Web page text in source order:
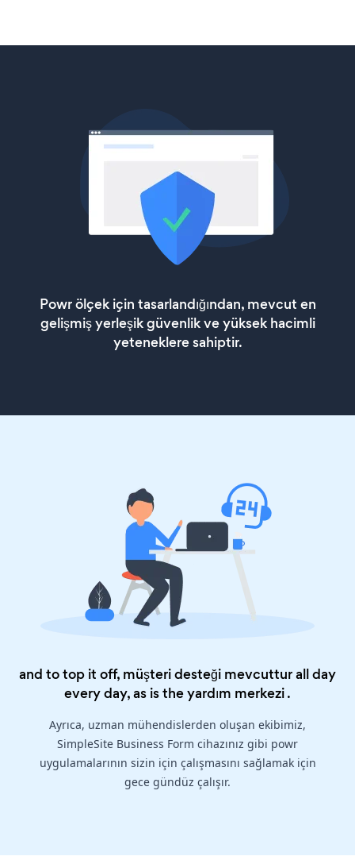
Powr ölçek için tasarlandığından, mevcut en
gelişmiş yerleşik güvenlik ve yüksek hacimli
yeteneklere sahiptir.
and to top it off, müşteri desteği mevcuttur all day
every day, as is theyardım merkezi.
Ayrıca, uzman mühendislerden oluşan ekibimiz,
SimpleSite Business Form cihazınız gibi powr
uygulamalarının sizin için çalışmasını sağlamak için
gece gündüz çalışır.